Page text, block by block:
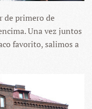
de primero de
Una vez juntos
favorito, salimos a